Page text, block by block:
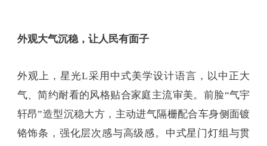
外观大气沉稳，让人民有面子
外观上，星光L采用中式美学设计语言，以中正大
气、简约耐看的风格贴合家庭主流审美。前脸“气宇
轩昂”造型沉稳大方，主动进气隔栅配合车身侧面镀
铬饰条，强化层次感与高级感。中式星门灯组与贯